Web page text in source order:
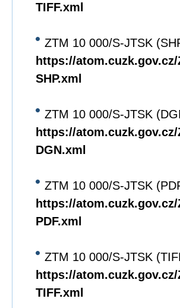
TIFF.xml
ZTM 10 000/S-JTSK
https://atom.cuzk.gov.cz/
SHP.xml
ZTM 10 000/S-JTSK
https://atom.cuzk.gov.cz/
DGN.xml
ZTM 10 000/S-JTSK
https://atom.cuzk.gov.cz/
PDF.xml
ZTM 10 000/S-JTSK
https://atom.cuzk.gov.cz/
TIFF.xml